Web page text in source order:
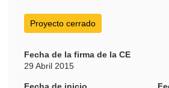
Proyecto cerrado
Fecha de la firma de la CE
29 Abril 2015
Fecha de inicio